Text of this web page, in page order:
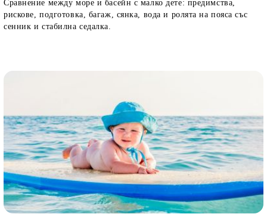
Сравнение между море и басейн с малко дете: предимства,
рискове, подготовка, багаж, сянка, вода и ролята на пояса със
сенник и стабилна седалка.